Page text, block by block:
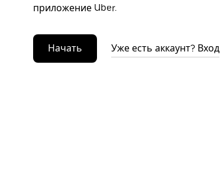
приложение Uber.
Начать Уже есть аккаунт? Вход